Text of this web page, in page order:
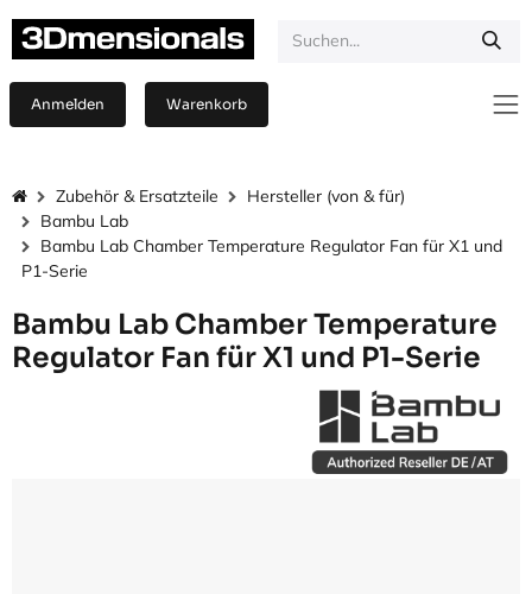
Anmelden Warenkorb
Zubehör & Ersatzteile
Hersteller (von & für)
Bambu Lab
Bambu Lab Chamber Temperature Regulator Fan für X1 und
P1-Serie
Bambu Lab Chamber Temperature
Regulator Fan für X1 und P1-Serie